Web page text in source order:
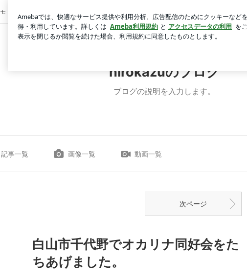
モト冬樹 作ったじゃこ天そばを絶賛
hirokazuのブログ
ブログの説明を入力します。
記事一覧 画像一覧 動画一覧
次ページ
白山市千代野でオカリナ同好会をた
ちあげました。